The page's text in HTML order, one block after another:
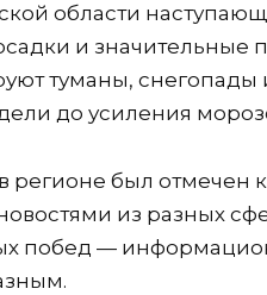
области
и значительные
туманы, снегопады
до усиления
регионе был отмечен
из разных
побед —